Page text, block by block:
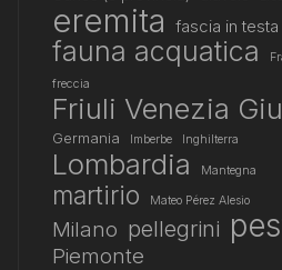
eremita fascia in testa
fauna acquatica
freccia
Friuli Venezia
Germania Imberbe Inghilterra
Lombardia Mantegna
martirio Mateo Pérez Alesio
Milano pellegrini
Piemonte